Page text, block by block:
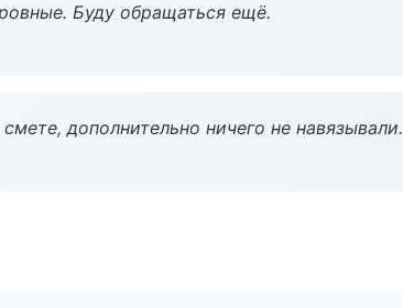
Буду обращаться ещё.
дополнительно ничего не навязывали.